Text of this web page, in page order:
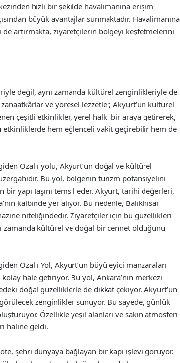
hızlı bir şekilde havalimanına erişim
büyük avantajlar sunmaktadır. Havalimanına
artırmakta, ziyaretçilerin bölgeyi keşfetmelerini
değil, aynı zamanda kültürel zenginlikleriyle de
ve yöresel lezzetler, Akyurt’un kültürel
çeşitli etkinlikler, yerel halkı bir araya getirerek,
hem eğlenceli vakit geçirebilir hem de
Özallı yolu, Akyurt’un doğal ve kültürel
Bu yol, bölgenin turizm potansiyelini
bir yapı taşını temsil eder. Akyurt, tarihi değerleri,
kalbinde yer alıyor. Bu nedenle, Balıkhisar
niteliğindedir. Ziyaretçiler için bu güzellikleri
zamanda kültürel ve doğal bir cennet olduğunu
Özallı Yol, Akyurt’un büyüleyici manzaraları
hale getiriyor. Bu yol, Ankara’nın merkezi
doğal güzelliklerle de dikkat çekiyor. Akyurt’un
zenginlikler sunuyor. Bu sayede, günlük
Özellikle yeşil alanları ve sakin atmosferi
haline geldi.
şehri dünyaya bağlayan bir kapı işlevi görüyor.